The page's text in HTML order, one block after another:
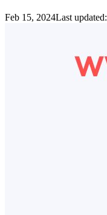
Feb 15, 2024Last updated: